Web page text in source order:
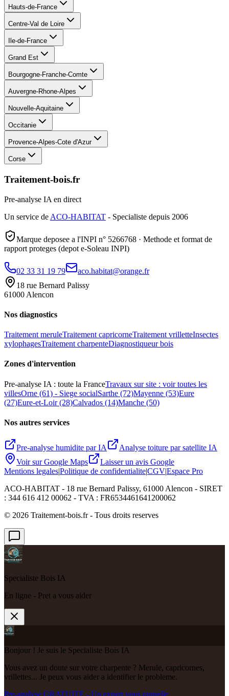
Hauts-de-France
Centre-Val de Loire
Ile-de-France
Grand Est
Bourgogne-Franche-Comte
Auvergne-Rhone-Alpes
Nouvelle-Aquitaine
Occitanie
Provence-Alpes-Cote d'Azur
Corse
Traitement-bois.fr
Pre-analyse IA en direct
Un service de ACO-HABITAT - Specialiste depuis 2006
Marque deposee a l'INPI n° 5266768 · Methode et format de
rapport proteges (depot e-Soleau INPI)
02 33 31 19 79
aco.habitat@orange.fr
18 rue Bernard Palissy
61000 Alencon
Nos diagnostics
Traitement meruleTraitement capricorneTraitement vrilletteInsectes
xylophagesTraitement charpenteDiagnostiqueur bois
Zones d'intervention
Pre-analyse IA : toute la FranceTravaux sur site : voir toutes les
villesOrne (61) - Siege socialSarthe (72)Mayenne (53)Eure
(27)Eure-et-Loir (28)Calvados (14)Manche (50)
Nos autres services
Pre-analyse humidite par IA
Analyse toiture par satellite IA
Voir sur Google Maps
Laisser un avis Google
Mentions legales|Politique de confidentialite|CGV|Espace Pro
ACO-HABITAT - 18 rue Bernard Palissy, 61000 Alencon - SIRET
: 344 616 412 00062 - TVA : FR6534461641200062
© 2026 Traitement-bois.fr - Tous droits reserves
Specialiste Bois IA
En ligne - Pret a vous aider
Bonjour ! Je suis le Specialiste Bois IA
Vous avez un doute sur votre charpente ? Merule, capricornes,
vrillettes... Je peux vous aider a identifier le probleme.